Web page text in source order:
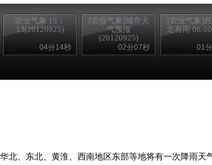
农业气象 15：
13(20120925)
04分14秒
[农业气象]城市天
气预报
(20120925)
02分07秒
[农业气象]
北有雨
01
、东北、黄淮、西南地区东部等地将有一次降雨天